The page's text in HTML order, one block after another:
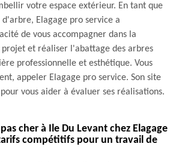
votre espace extérieur. En tant que
Elagage pro service a
de vous accompagner dans la
et réaliser l'abattage des arbres
professionnelle et esthétique. Vous
appeler Elagage pro service. Son site
vous aider à évaluer ses réalisations.
cher à Ile Du Levant chez Elagage
compétitifs pour un travail de